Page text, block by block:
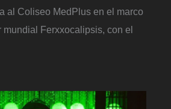
al Coliseo MedPlus en el marco
mundial Ferxxocalipsis, con el